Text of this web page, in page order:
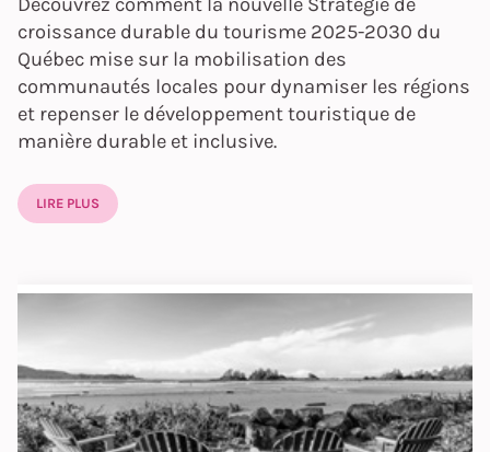
croissance durable du tourisme 2025-2030 du
Québec mise sur la mobilisation des
communautés locales pour dynamiser les régions
et repenser le développement touristique de
manière durable et inclusive.
LIRE PLUS